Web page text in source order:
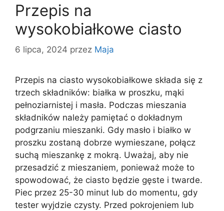
Przepis na
wysokobiałkowe ciasto
6 lipca, 2024 przez Maja
Przepis na ciasto wysokobiałkowe składa się z
trzech składników: białka w proszku, mąki
pełnoziarnistej i masła. Podczas mieszania
składników należy pamiętać o dokładnym
podgrzaniu mieszanki. Gdy masło i białko w
proszku zostaną dobrze wymieszane, połącz
suchą mieszankę z mokrą. Uważaj, aby nie
przesadzić z mieszaniem, ponieważ może to
spowodować, że ciasto będzie gęste i twarde.
Piec przez 25-30 minut lub do momentu, gdy
tester wyjdzie czysty. Przed pokrojeniem lub